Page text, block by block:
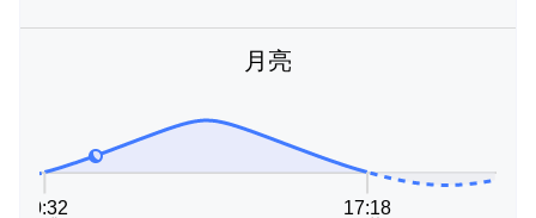
月亮